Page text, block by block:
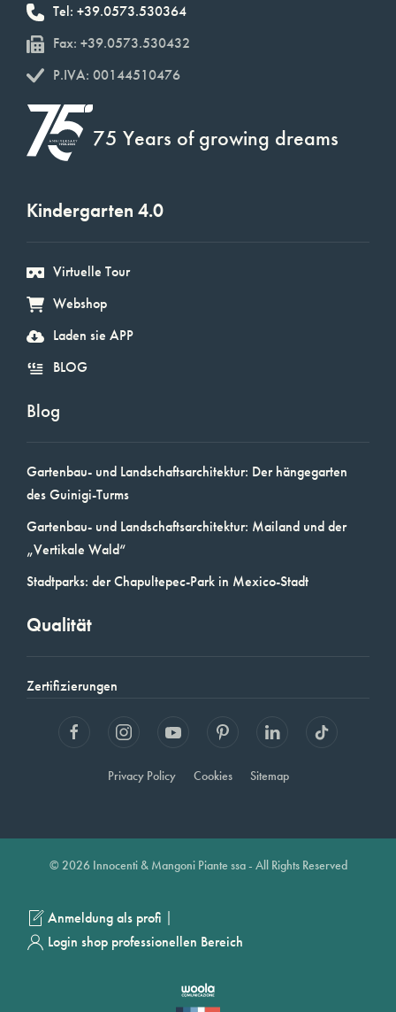
Tel: +39.0573.530364
Fax: +39.0573.530432
P.IVA: 00144510476
75 Years of growing dreams
Kindergarten 4.0
Virtuelle Tour
Webshop
Laden sie APP
BLOG
Blog
Gartenbau- und Landschaftsarchitektur: Der hängegarten
des Guinigi-Turms
Gartenbau- und Landschaftsarchitektur: Mailand und der
„Vertikale Wald“
Stadtparks: der Chapultepec-Park in Mexico-Stadt
Qualität
Zertifizierungen
Privacy Policy Cookies Sitemap
© 2026 Innocenti & Mangoni Piante ssa - All Rights Reserved
Anmeldung als profi |
Login shop professionellen Bereich